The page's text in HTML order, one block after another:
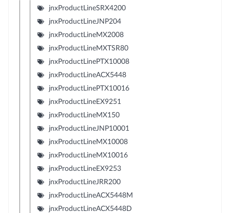
jnxProductLineSRX4200
jnxProductLineJNP204
jnxProductLineMX2008
jnxProductLineMXTSR80
jnxProductLinePTX10008
jnxProductLineACX5448
jnxProductLinePTX10016
jnxProductLineEX9251
jnxProductLineMX150
jnxProductLineJNP10001
jnxProductLineMX10008
jnxProductLineMX10016
jnxProductLineEX9253
jnxProductLineJRR200
jnxProductLineACX5448M
jnxProductLineACX5448D